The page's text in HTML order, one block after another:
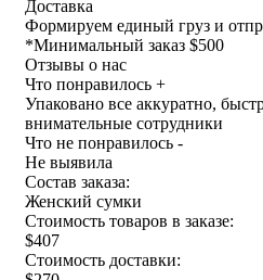
Доставка
Формируем единый груз и
*Минимальный заказ $500
Отзывы о нас
Что понравилось +
Упаковано все аккуратно,
внимательные сотрудники
Что не понравилось -
Не выявила
Состав заказа:
Женский сумки
Стоимость товаров в заказе:
$407
Стоимость доставки: